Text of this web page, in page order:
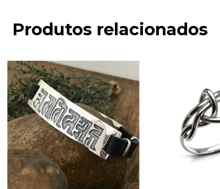
Produtos relacionados